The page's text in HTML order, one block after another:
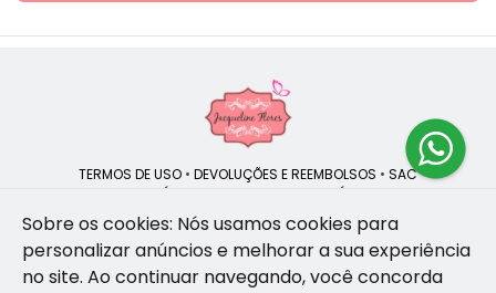
TERMOS DE USO • DEVOLUÇÕES E REEMBOLSOS • SAC
POLÍTICA DE PRIVACIDADE POLÍTICA DE COOKIES
Jacqueline Flores | CNPJ: 47.335.418/0001-13
Sobre os cookies: Nós usamos cookies para
personalizar anúncios e melhorar a sua experiência
no site. Ao continuar navegando, você concorda